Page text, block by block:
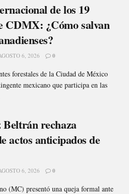
de los 19
CDMX: ¿Cómo salvan
6, 2026 0
forestales de la Ciudad de México
mexicano que participa en las
Beltrán rechaza
actos anticipados de
6, 2026 0
(MC) presentó una queja formal ante